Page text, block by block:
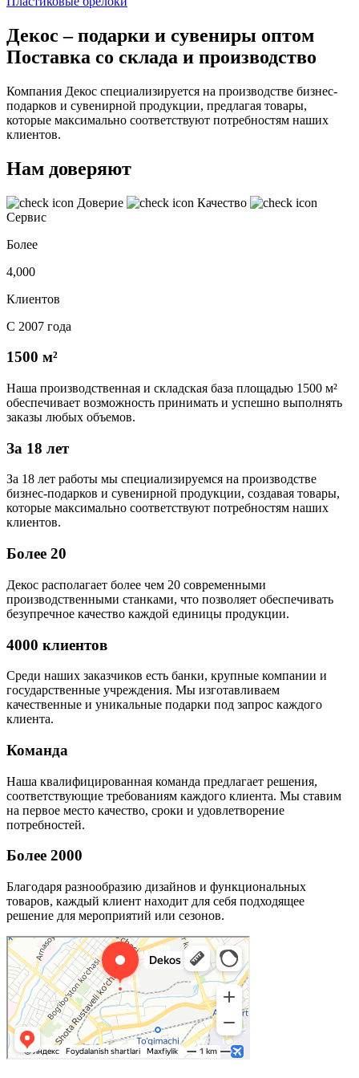
Декос – подарки и сувениры оптом
Поставка со склада и производство
Компания Декос специализируется на производстве бизнес-
подарков и сувенирной продукции, предлагая товары,
которые максимально соответствуют потребностям наших
клиентов.
Нам доверяют
Доверие
Качество
Сервис
Более
4,000
Клиентов
С 2007 года
1500 м²
Наша производственная и складская база площадью 1500 м²
обеспечивает возможность принимать и успешно выполнять
заказы любых объемов.
За 18 лет
За 18 лет работы мы специализируемся на производстве
бизнес-подарков и сувенирной продукции, создавая товары,
которые максимально соответствуют потребностям наших
клиентов.
Более 20
Декос располагает более чем 20 современными
производственными станками, что позволяет обеспечивать
безупречное качество каждой единицы продукции.
4000 клиентов
Среди наших заказчиков есть банки, крупные компании и
государственные учреждения. Мы изготавливаем
качественные и уникальные подарки под запрос каждого
клиента.
Команда
Наша квалифицированная команда предлагает решения,
соответствующие требованиям каждого клиента. Мы ставим
на первое место качество, сроки и удовлетворение
потребностей.
Более 2000
Благодаря разнообразию дизайнов и функциональных
товаров, каждый клиент находит для себя подходящее
решение для мероприятий или сезонов.